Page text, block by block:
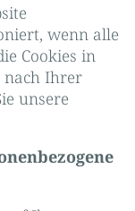
wenn alle
Cookies in
nach Ihrer
unsere